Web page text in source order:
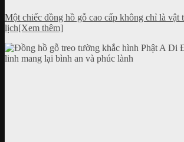
Một chiếc đồng hồ gỗ cao cấp không chỉ là vật
lịch[Xem thêm]